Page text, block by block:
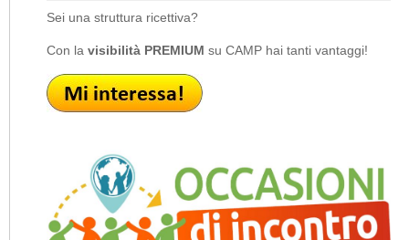
Sei una struttura ricettiva?
Con la visibilità PREMIUM su CAMP hai tanti vantaggi!